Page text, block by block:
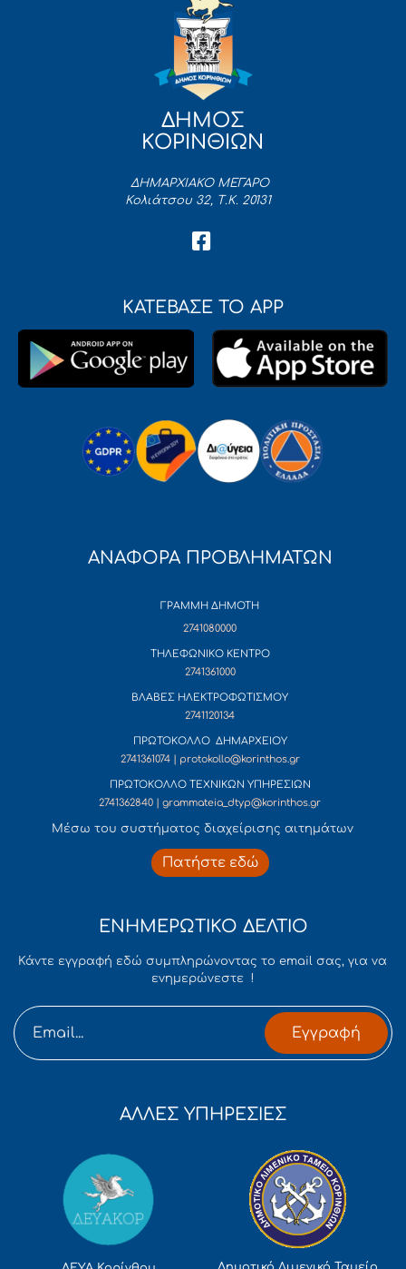
ΔΗΜΟΣ
ΚΟΡΙΝΘΙΩΝ
ΔΗΜΑΡΧΙΑΚΟ ΜΕΓΑΡΟ
Κολιάτσου 32, Τ.Κ. 20131
ΚΑΤΕΒΑΣΕ ΤΟ APP
ΑΝΑΦΟΡΑ ΠΡΟΒΛΗΜΑΤΩΝ
ΓΡΑΜΜΗ ΔΗΜΟΤΗ
2741080000
ΤΗΛΕΦΩΝΙΚΟ ΚΕΝΤΡΟ
2741361000
ΒΛΑΒΕΣ ΗΛΕΚΤΡΟΦΩΤΙΣΜΟΥ
2741120134
ΠΡΩΤΟΚΟΛΛΟ ΔΗΜΑΡΧΕΙΟΥ
2741361074 | protokollo@korinthos.gr
ΠΡΩΤΟΚΟΛΛΟ ΤΕΧΝΙΚΩΝ ΥΠΗΡΕΣΙΩΝ
2741362840 | grammateia_dtyp@korinthos.gr
Mέσω του συστήματος διαχείρισης αιτημάτων
Πατήστε εδώ
ΕΝΗΜΕΡΩΤΙΚΟ ΔΕΛΤΙΟ
Κάντε εγγραφή εδώ συμπληρώνοντας το email σας, για να
ενημερώνεστε !
Εγγραφή
ΑΛΛΕΣ ΥΠΗΡΕΣΙΕΣ